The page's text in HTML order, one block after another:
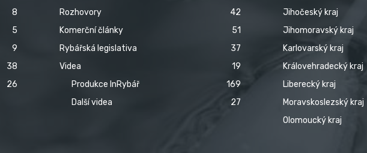
8
5
9
38
26
Rozhovory
42
Komerční články
51
Rybářská legislativa
37
Videa
19
Produkce InRybář
169
Další videa
27
Jihočeský kraj
Jihomoravský kraj
Karlovarský kraj
Královehradecký kraj
Liberecký kraj
Moravskoslezský kraj
Olomoucký kraj